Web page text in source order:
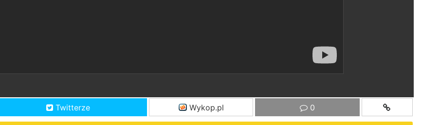
Twitterze Wykop.pl 0